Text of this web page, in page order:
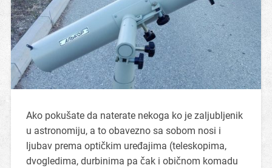
Ako pokušate da naterate nekoga ko je zaljubljenik
u astronomiju, a to obavezno sa sobom nosi i
ljubav prema optičkim uređajima (teleskopima,
dvogledima, durbinima pa čak i običnom komadu